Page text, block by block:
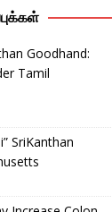
Goodhand:
Tamil
SriKanthan